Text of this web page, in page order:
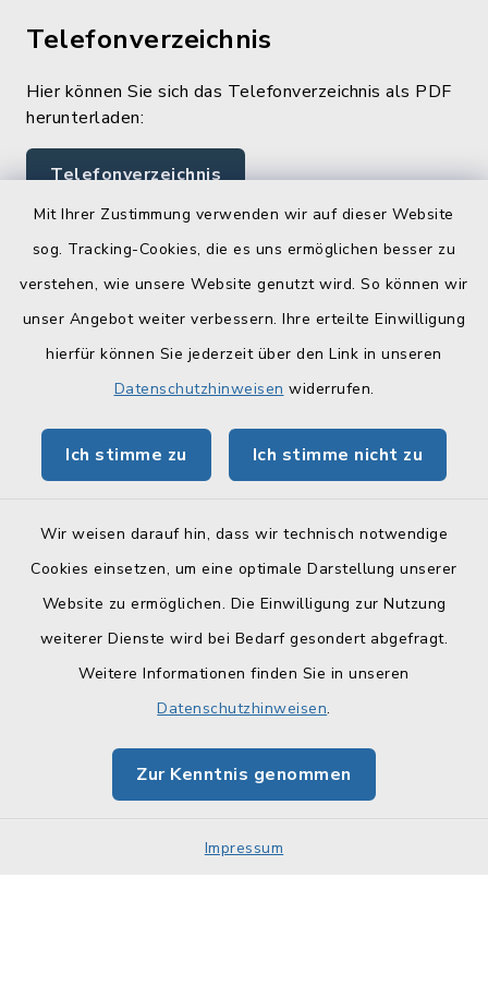
Mit Ihrer Zustimmung verwenden wir auf dieser Website
sog. Tracking-Cookies, die es uns ermöglichen besser zu
verstehen, wie unsere Website genutzt wird. So können wir
unser Angebot weiter verbessern. Ihre erteilte Einwilligung
hierfür können Sie jederzeit über den Link in unseren
Datenschutzhinweisen widerrufen.
Ich stimme zu Ich stimme nicht zu
Wir weisen darauf hin, dass wir technisch notwendige
Cookies einsetzen, um eine optimale Darstellung unserer
Website zu ermöglichen. Die Einwilligung zur Nutzung
weiterer Dienste wird bei Bedarf gesondert abgefragt.
Weitere Informationen finden Sie in unseren
Datenschutzhinweisen.
Zur Kenntnis genommen
Impressum
Telefonverzeichnis
Hier können Sie sich das Telefonverzeichnis als PDF
herunterladen:
Telefonverzeichnis
Quicklinks
Landratsamt Lichtenfels
Geoportal Lichtenfels
BayernPortal
Barrierefreiheit
Sitemap